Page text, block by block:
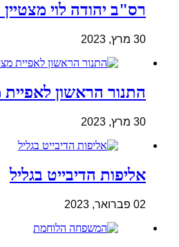
רס"ב יהודה לוי
30 מרץ, 2023
התנור הראשון
30 מרץ, 2023
אליפות הדיבייט בגליל
02 פברואר, 2023